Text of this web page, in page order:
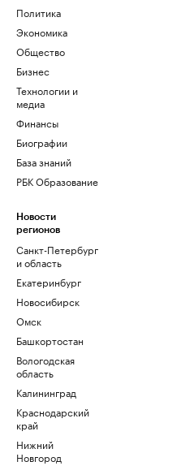
Политика
Экономика
Общество
Бизнес
Технологии и
медиа
Финансы
Биографии
База знаний
РБК Образование
Новости
регионов
Санкт-Петербург
и область
Екатеринбург
Новосибирск
Омск
Башкортостан
Вологодская
область
Калининград
Краснодарский
край
Нижний
Новгород